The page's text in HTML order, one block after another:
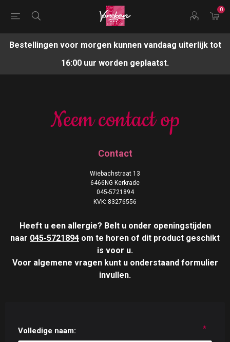
0
Bestellingen voor morgen kunnen vandaag uiterlijk tot
16:00 uur worden geplaatst.
Neem contact op
Contact
Wiebachstraat 13
6466NG Kerkrade
045-5721894
KVK: 83276556
Heeft u een allergie? Belt u onder openingstijden
naar 045-5721894 om te horen of dit product geschikt
is voor u.
Voor algemene vragen kunt u onderstaand formulier
invullen.
Volledige naam: *